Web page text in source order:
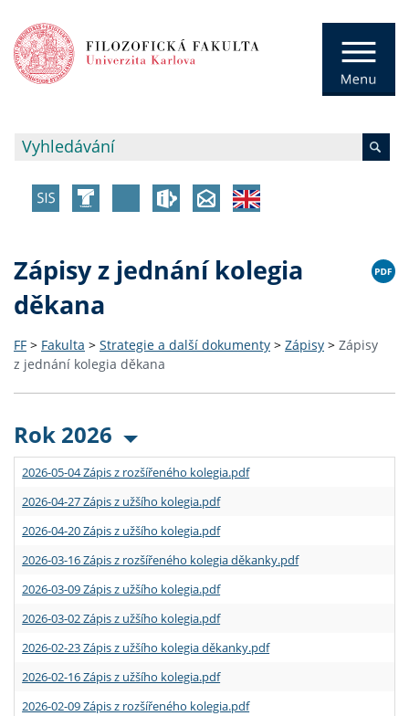
Zápisy z jednání kolegia
děkana
FF > Fakulta > Strategie a další dokumenty > Zápisy > Zápisy
z jednání kolegia děkana
Rok 2026
2026-05-04 Zápis z rozšířeného kolegia.pdf
2026-04-27 Zápis z užšího kolegia.pdf
2026-04-20 Zápis z užšího kolegia.pdf
2026-03-16 Zápis z rozšířeného kolegia děkanky.pdf
2026-03-09 Zápis z užšího kolegia.pdf
2026-03-02 Zápis z užšího kolegia.pdf
2026-02-23 Zápis z užšího kolegia děkanky.pdf
2026-02-16 Zápis z užšího kolegia.pdf
2026-02-09 Zápis z rozšířeného kolegia.pdf